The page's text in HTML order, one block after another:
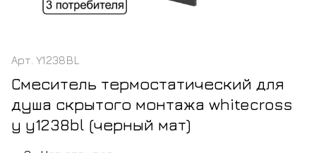
Арт. Y1238BL
Смеситель термостатический для
душа скрытого монтажа whitecross
y y1238bl (черный мат)